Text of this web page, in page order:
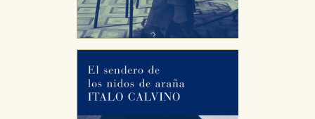
Puede consultar nuestrapolítica de cookies